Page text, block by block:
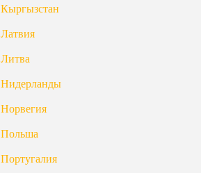
Кыргызстан
Латвия
Литва
Нидерланды
Норвегия
Польша
Португалия